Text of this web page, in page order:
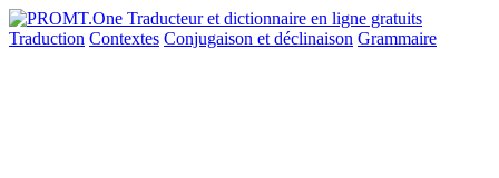
Traduction Contextes Conjugaison et déclinaison Grammaire